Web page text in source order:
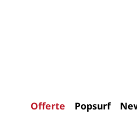
Offerte Popsurf